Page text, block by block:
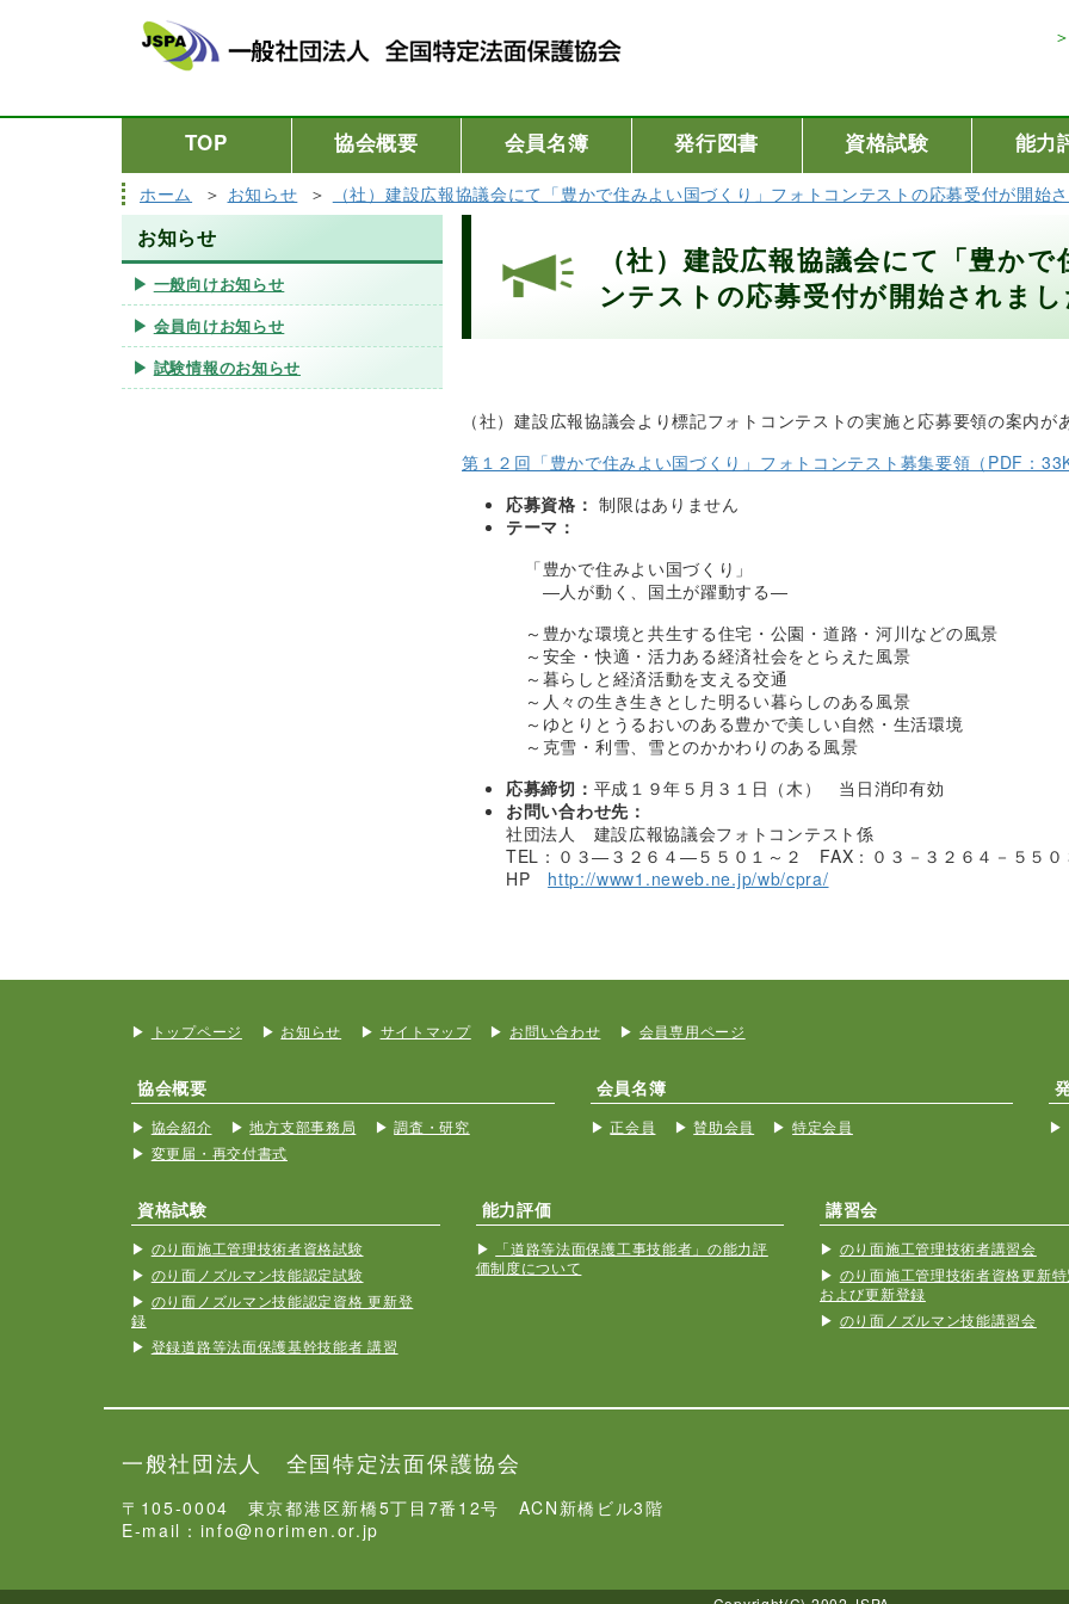
TOP 協会概要 会員名簿 発行図書 資格試験 能力
ホーム お知らせ （社）建設広報協議会にて「豊かで住みよい国づくり」フォトコンテストの応募受付が開始
（社）建設広報協議会にて「豊か
ンテストの応募受付が開始されま
（社）建設広報協議会より標記フォトコンテストの実施と応募要領の案内
第１２回「豊かで住みよい国づくり」フォトコンテスト募集要領（PDF：
応募資格：制限はありません
テーマ：
「豊かで住みよい国づくり」
―人が動く、国土が躍動する―
～豊かな環境と共生する住宅・公園・道路・河川などの風景
～安全・快適・活力ある経済社会をとらえた風景
～暮らしと経済活動を支える交通
～人々の生き生きとした明るい暮らしのある風景
～ゆとりとうるおいのある豊かで美しい自然・生活環境
～克雪・利雪、雪とのかかわりのある風景
応募締切： 平成１９年５月３１日（木） 当日消印有効
お問い合わせ先：
社団法人 建設広報協議会フォトコンテスト係
TEL：０３―３２６４―５５０１～２ FAX：０３－３２６４－５５０
HP http://www1.neweb.ne.jp/wb/cpra/
お知らせ
一般向けお知らせ
会員向けお知らせ
試験情報のお知らせ
トップページ お知らせ サイトマップ お問い合わせ 会員専用ページ
協会概要
協会紹介 地方支部事務局
調査・研究
変更届・再交付書式
会員名簿
正会員 賛助会員 特定会員
資格試験
のり面施工管理技術者資格試験
のり面ノズルマン技能認定試験
のり面ノズルマン技能認定資格 更新登
録
登録道路等法面保護基幹技能者 講習
能力評価
「道路等法面保護工事技能者」の能力評
価制度について
講習会
のり面施工管理技術者講習会
のり面施工管理技術者資格更新
および更新登録
のり面ノズルマン技能講習会
一般社団法人 全国特定法面保護協会
〒105-0004 東京都港区新橋5丁目7番12号 ACN新橋ビル3階
E-mail：info@norimen.or.jp